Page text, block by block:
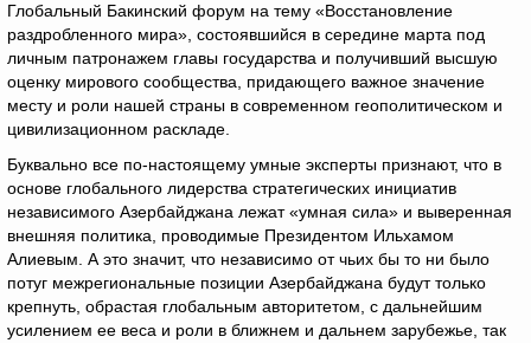
Глобальный Бакинский форум на тему «Восстановление
раздробленного мира», состоявшийся в середине марта под
личным патронажем главы государства и получивший высшую
оценку мирового сообщества, придающего важное значение
месту и роли нашей страны в современном геополитическом и
цивилизационном раскладе.
Буквально все по-настоящему умные эксперты признают, что в
основе глобального лидерства стратегических инициатив
независимого Азербайджана лежат «умная сила» и выверенная
внешняя политика, проводимые Президентом Ильхамом
Алиевым. А это значит, что независимо от чьих бы то ни было
потуг межрегиональные позиции Азербайджана будут только
крепнуть, обрастая глобальным авторитетом, с дальнейшим
усилением ее веса и роли в ближнем и дальнем зарубежье, так